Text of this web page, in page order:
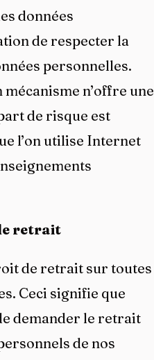
données
de respecter la
personnelles.
n’offre une
de risque est
l’on utilise Internet
retrait
de retrait sur toutes
Ceci signifie que
demander le retrait
de nos